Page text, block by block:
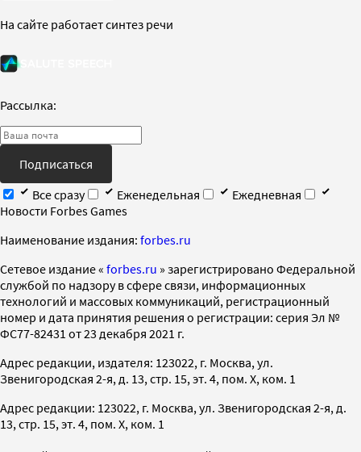
На сайте работает синтез речи
Рассылка:
Подписаться
Все сразу
Еженедельная
Ежедневная
Новости Forbes Games
Наименование издания: forbes.ru
Cетевое издание « forbes.ru » зарегистрировано Федеральной
службой по надзору в сфере связи, информационных
технологий и массовых коммуникаций, регистрационный
номер и дата принятия решения о регистрации: серия Эл №
ФС77-82431 от 23 декабря 2021 г.
Адрес редакции, издателя: 123022, г. Москва, ул.
Звенигородская 2-я, д. 13, стр. 15, эт. 4, пом. X, ком. 1
Адрес редакции: 123022, г. Москва, ул. Звенигородская 2-я, д.
13, стр. 15, эт. 4, пом. X, ком. 1